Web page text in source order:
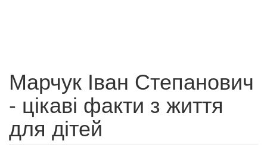
Марчук Іван Степанович
- цікаві факти з життя
для дітей